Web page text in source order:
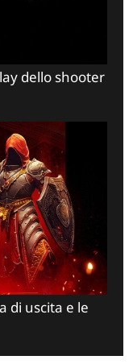
dello shooter
di uscita e le